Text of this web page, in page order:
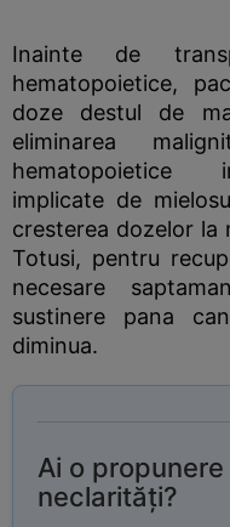
Inainte de
hematopoietice,
doze destul de
eliminarea
hematopoietice
implicate de
cresterea dozelor la
Totusi, pentru
necesare
sustinere pana
diminua.
Ai o
neclarități?